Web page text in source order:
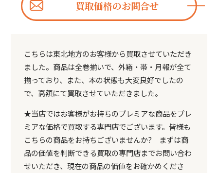
買取価格のお問合せ
こちらは東北地方のお客様から買取させていただき
ました。商品は全巻揃いで、外箱・帯・月報が全て
揃っており、また、本の状態も大変良好でしたの
で、高額にて買取させていただきました。
★当店ではお客様がお持ちのプレミアな商品をプレ
ミアな価格で買取する専門店でございます。皆様も
こちらの商品をお持ちございませんか? まずは商
品の価値を判断できる買取の専門店までお問い合わ
せいただき、現在の商品の価値をお確かめくださ